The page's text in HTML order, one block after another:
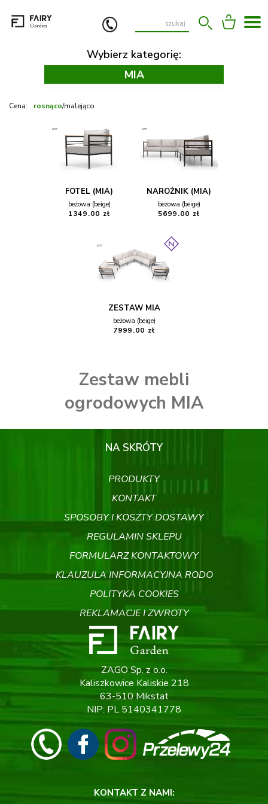
Wybierz kategorię:
MIA
OGRODOWYCH
MIA
ROSA
MELUSINA
TIANA
ONDINA MINI
SOFY OGRODOWE
FOTELE OGRODOWE
SIEDZISKA OGRODOWE
NAROŻNIKI OGRODOWE
Zestaw mebli
ogrodowych MIA
Cena: rosnąco/malejąco
FOTEL (MIA)
beżowa (beige)
1349.00 zł
NAROŻNIK (MIA)
beżowa (beige)
5699.00 zł
ZESTAW MIA
beżowa (beige)
7999.00 zł
NA SKRÓTY
PRODUKTY
KONTAKT
SPOSOBY I KOSZTY DOSTAWY
REGULAMIN SKLEPU
FORMULARZ KONTAKTOWY
KLAUZULA INFORMACYJNA RODO
POLITYKA COOKIES
REKLAMACJE I ZWROTY
ZAGO Sp. z o.o.
Kaliszkowice Kaliskie 218
63-510 Mikstat
NIP: PL 5140341778
KONTAKT Z NAMI: